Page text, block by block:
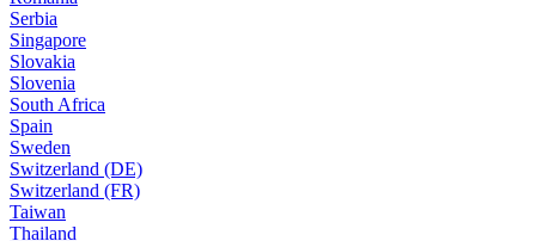
Serbia
Singapore
Slovakia
Slovenia
South Africa
Spain
Sweden
Switzerland (DE)
Switzerland (FR)
Taiwan
Thailand